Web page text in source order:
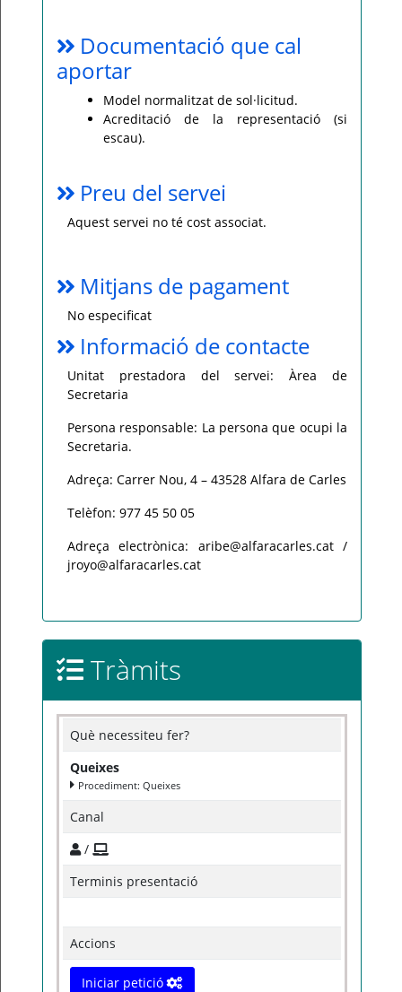
Documentació que cal
aportar
Model normalitzat de sol·licitud.
Acreditació de la representació (si
escau).
Preu del servei
Aquest servei no té cost associat.
Mitjans de pagament
No especificat
Informació de contacte
Unitat prestadora del servei: Àrea de
Secretaria
Persona responsable: La persona que ocupi la
Secretaria.
Adreça: Carrer Nou, 4 – 43528 Alfara de Carles
Telèfon: 977 45 50 05
Adreça electrònica: aribe@alfaracarles.cat /
jroyo@alfaracarles.cat
Tràmits
Què necessiteu fer?
Queixes
Procediment: Queixes
Canal
/
Terminis presentació
Accions
Iniciar petició